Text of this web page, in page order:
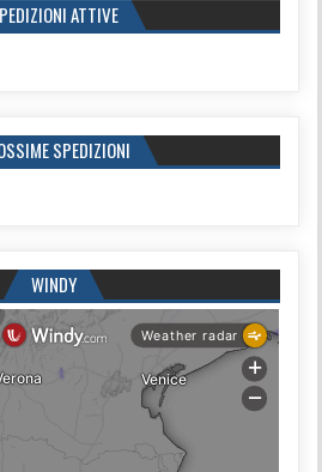
ATTIVE
SPEDIZIONI
WINDY